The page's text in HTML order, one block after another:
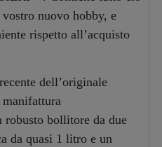
nuovo hobby, e
rispetto all’acquisto
dell’originale
bollitore da due
da quasi 1 litro e un